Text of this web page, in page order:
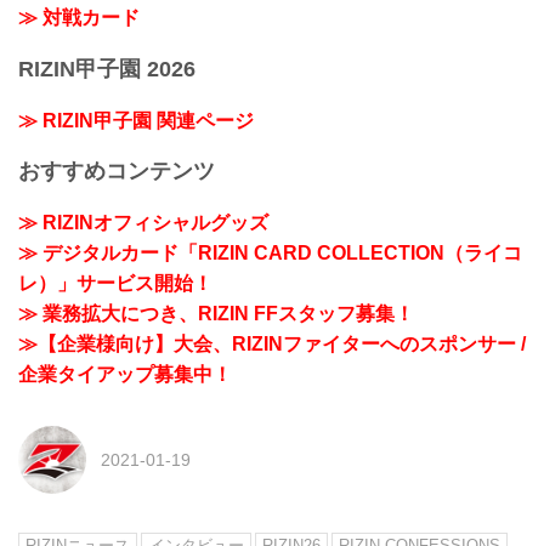
≫ 対戦カード
RIZIN甲子園 2026
≫ RIZIN甲子園 関連ページ
おすすめコンテンツ
≫ RIZINオフィシャルグッズ
≫ デジタルカード「RIZIN CARD COLLECTION（ライコ
レ）」サービス開始！
≫ 業務拡大につき、RIZIN FFスタッフ募集！
≫【企業様向け】大会、RIZINファイターへのスポンサー /
企業タイアップ募集中！
2021-01-19